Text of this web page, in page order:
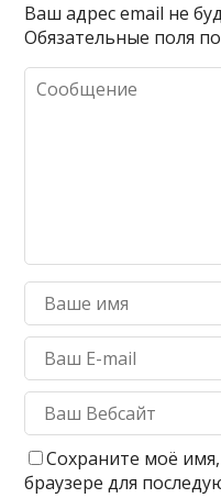
Ваш адрес email не
Обязательные поля
Сохраните моё
браузере для